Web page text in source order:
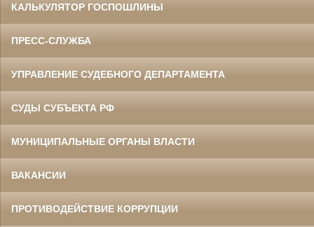
КАЛЬКУЛЯТОР ГОСПОШЛИНЫ
ПРЕСС-СЛУЖБА
УПРАВЛЕНИЕ СУДЕБНОГО ДЕПАРТАМЕНТА
СУДЫ СУБЪЕКТА РФ
МУНИЦИПАЛЬНЫЕ ОРГАНЫ ВЛАСТИ
ВАКАНСИИ
ПРОТИВОДЕЙСТВИЕ КОРРУПЦИИ